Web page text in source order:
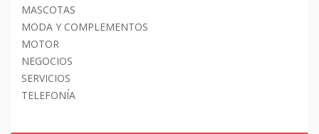
MASCOTAS
MODA Y COMPLEMENTOS
MOTOR
NEGOCIOS
SERVICIOS
TELEFONÍA